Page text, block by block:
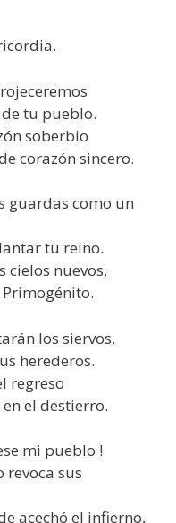
tu pueblo.
soberbio
corazón sincero.
guardas como un
tu reino.
cielos nuevos,
los siervos,
herederos.
regreso
el destierro.
mi pueblo !
revoca sus
acechó el infierno,